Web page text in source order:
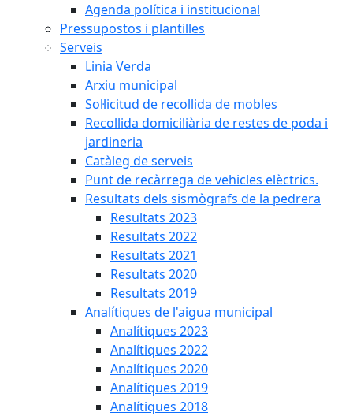
Agenda política i institucional
Pressupostos i plantilles
Serveis
Linia Verda
Arxiu municipal
Sol·licitud de recollida de mobles
Recollida domiciliària de restes de poda i
jardineria
Catàleg de serveis
Punt de recàrrega de vehicles elèctrics.
Resultats dels sismògrafs de la pedrera
Resultats 2023
Resultats 2022
Resultats 2021
Resultats 2020
Resultats 2019
Analítiques de l'aigua municipal
Analítiques 2023
Analítiques 2022
Analítiques 2020
Analítiques 2019
Analítiques 2018